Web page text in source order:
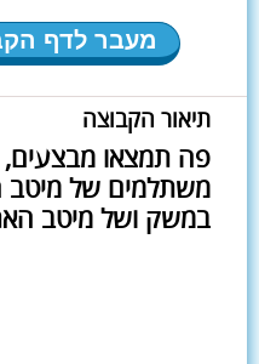
מעבר לדף
תיאור הקבוצה
פה תמצאו מבצעים,
משתלמים של מיטב
במשק ושל מיטב